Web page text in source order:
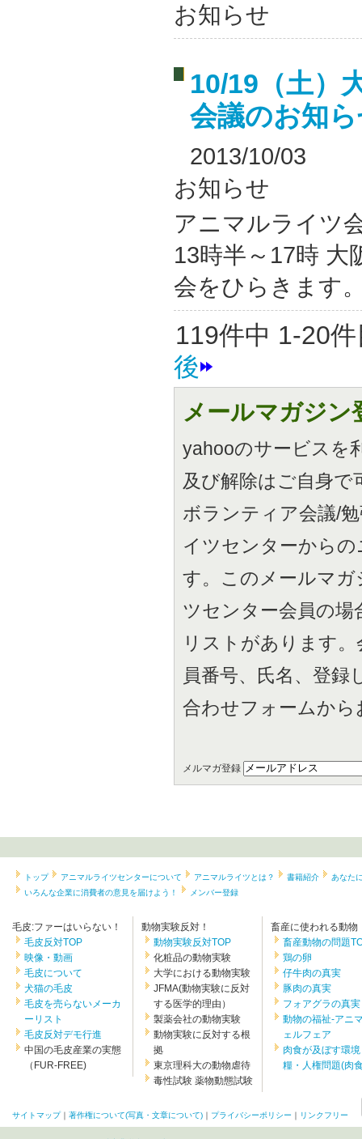
お知らせ
10/19（土）
会議のお知
2013/10/03
お知らせ
アニマルライツ
13時半～17時 大
会をひらきます
119件中 1-20
後
メールマガジン
yahooのサービスを
及び解除はご自身で
ボランティア会議/
イツセンターから
す。このメールマ
ツセンター会員の場
リストがあります
員番号、氏名、登
合わせフォームか
メルマガ登録
トップ アニマルライツセンターについて アニマルライツとは？ 書籍紹介
あなた
いろんな企業に消費者の意見を届けよう！
メンバー登録
毛皮:ファーはいらない！
毛皮反対TOP
映像・動画
毛皮について
犬猫の毛皮
毛皮を売らないメーカ
ーリスト
毛皮反対デモ行進
中国の毛皮産業の実態
（FUR-FREE)
動物実験反対！
動物実験反対TOP
化粧品の動物実験
大学における動物実験
JFMA(動物実験に反対
する医学的理由）
製薬会社の動物実験
動物実験に反対する根
拠
東京理科大の動物虐待
毒性試験 薬物動態試験
畜産に使われる動物
畜産動物の問題
鶏の卵
仔牛肉の真実
豚肉の真実
フォアグラの真実
動物の福祉-アニ
ェルフェア
肉食が及ぼす環
糧・人権問題(肉
サイトマップ｜ 著作権について(写真・文章について) ｜ プライバシーポリシー ｜ リンクフリー